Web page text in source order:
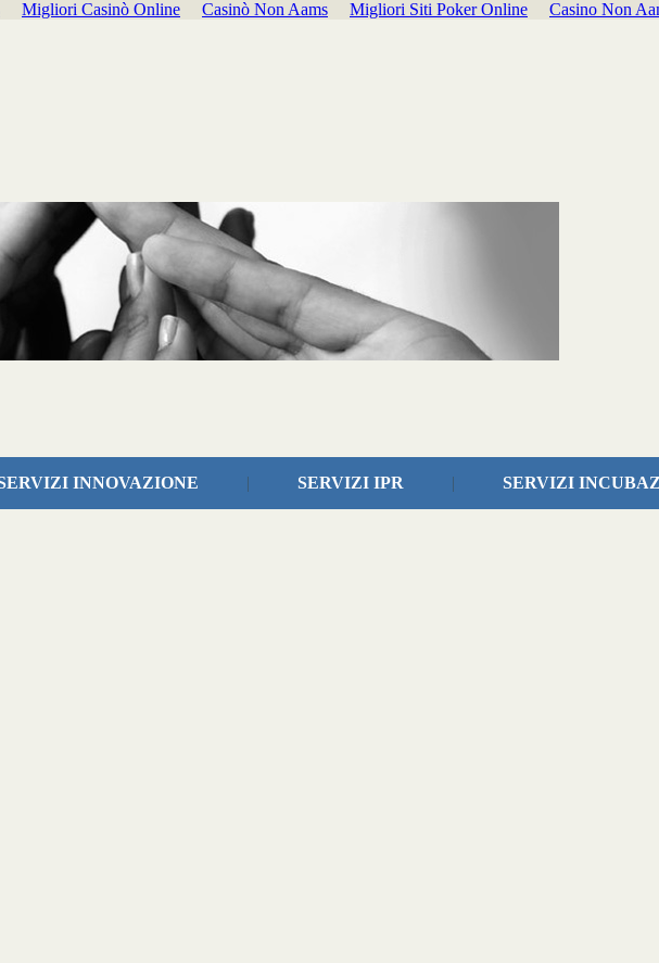
Migliori Casinò Online Casinò Non Aams Migliori Siti Poker Online Casino Non
INNOVAZIONE | SERVIZI IPR | SERVIZI